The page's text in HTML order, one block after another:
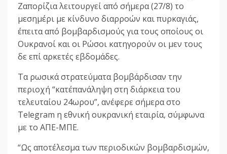
Ζαπορίζια λειτουργεί από σήμερα (27/8) το
μεσημέρι με κίνδυνο διαρροών και πυρκαγιάς,
έπειτα από βομβαρδισμούς για τους οποίους οι
Ουκρανοί και οι Ρώσοι κατηγορούν οι μεν τους
δε επί αρκετές εβδομάδες.
Τα ρωσικά στρατεύματα βομβάρδισαν την
περιοχή “κατ΄επανάληψη στη διάρκεια του
τελευταίου 24ωρου”, ανέφερε σήμερα στο
Telegram η εθνική ουκρανική εταιρία, σύμφωνα
με το ΑΠΕ-ΜΠΕ.
“Ως αποτέλεσμα των περιοδικών βομβαρδισμών,